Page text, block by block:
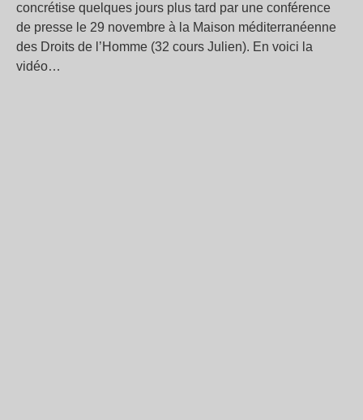
concrétise quelques jours plus tard par une conférence
de presse le 29 novembre à la Maison méditerranéenne
des Droits de l’Homme (32 cours Julien). En voici la
vidéo…